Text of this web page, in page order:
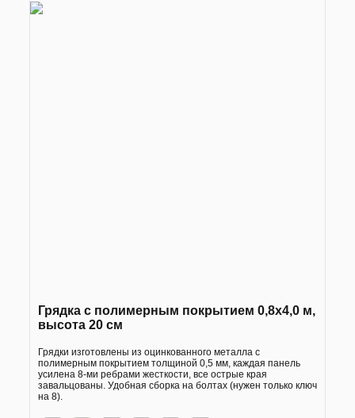
Грядка с полимерным покрытием 0,8х4,0 м,
высота 20 см
Грядки изготовлены из оцинкованного металла с
полимерным покрытием толщиной 0,5 мм, каждая панель
усилена 8-ми ребрами жесткости, все острые края
завальцованы. Удобная сборка на болтах (нужен только ключ
на 8).